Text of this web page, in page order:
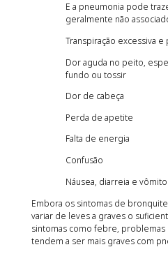
E a pneumonia pode
geralmente não
Transpiração excessiva
Dor aguda no peito,
fundo ou tossir
Dor de cabeça
Perda de apetite
Falta de energia
Confusão
Náusea, diarreia e vômito
Embora os sintomas de
variar de leves a graves o
sintomas como febre,
tendem a ser mais graves com